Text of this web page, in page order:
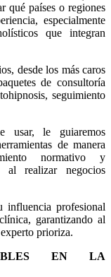
qué países o regiones
especialmente
que integran
desde los más caros
de consultoría
seguimiento
usar, le guiaremos
de manera
normativo y
al realizar negocios
influencia profesional
garantizando al
prioriza.
EN LA